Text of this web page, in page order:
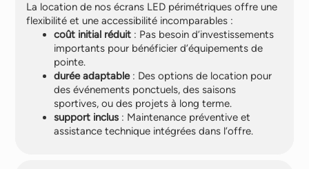
La location de nos écrans LED périmétriques offre une
flexibilité et une accessibilité incomparables :
coût initial réduit : Pas besoin d’investissements
importants pour bénéficier d’équipements de
pointe.
durée adaptable: Des options de location pour
des événements ponctuels, des saisons
sportives, ou des projets à long terme.
support inclus : Maintenance préventive et
assistance technique intégrées dans l’offre.